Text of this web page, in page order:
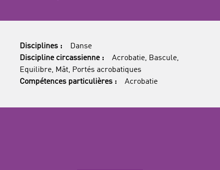
Disciplines :
Danse
Discipline circassienne :
Acrobatie, Bascule,
Equilibre, Mât, Portés acrobatiques
Compétences particulières :
Acrobatie